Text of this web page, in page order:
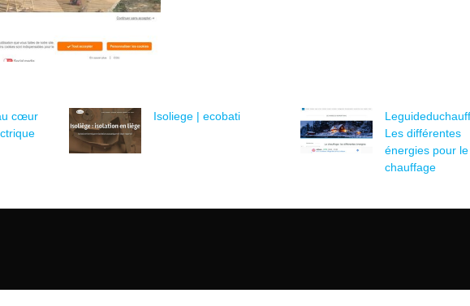
cœur
Isoliege | ecobati
Les différentes
énergies pour le
chauffage